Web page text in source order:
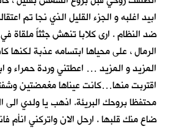
ابيد اغلبه و الجزء القليل الذي نجا تم
ضد النظام . ارى كلابا تنهش جثثاً
الرمال ، على محياها ابتسامه عذبة
المزيد و المزيد … اعطتني وردة حمراء
اقتربت منها…كانت عيناها مغمضتين
محتفظا بروحك البريئة. اذهب يا ولدي
ضاع منك قلبها . ارحل الان واتركني انأم